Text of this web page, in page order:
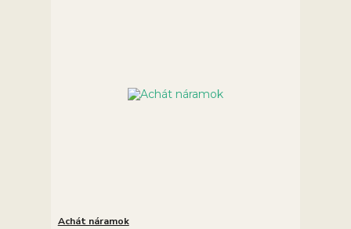
Achát náramok